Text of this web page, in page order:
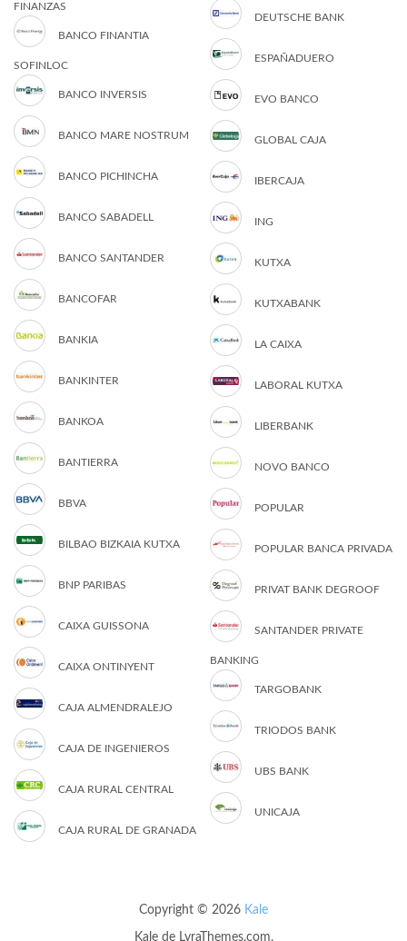
FINANZAS
BANCO FINANTIA
SOFINLOC
BANCO INVERSIS
BANCO MARE NOSTRUM
BANCO PICHINCHA
BANCO SABADELL
BANCO SANTANDER
BANCOFAR
BANKIA
BANKINTER
BANKOA
BANTIERRA
BBVA
BILBAO BIZKAIA KUTXA
BNP PARIBAS
CAIXA GUISSONA
CAIXA ONTINYENT
CAJA ALMENDRALEJO
CAJA DE INGENIEROS
CAJA RURAL CENTRAL
CAJA RURAL DE GRANADA
DEUTSCHE BANK
ESPAÑADUERO
EVO BANCO
GLOBAL CAJA
IBERCAJA
ING
KUTXA
KUTXABANK
LA CAIXA
LABORAL KUTXA
LIBERBANK
NOVO BANCO
POPULAR
POPULAR BANCA PRIVADA
PRIVAT BANK DEGROOF
SANTANDER PRIVATE
BANKING
TARGOBANK
TRIODOS BANK
UBS BANK
UNICAJA
Copyright © 2026 Kale
Kalede LyraThemes.com.